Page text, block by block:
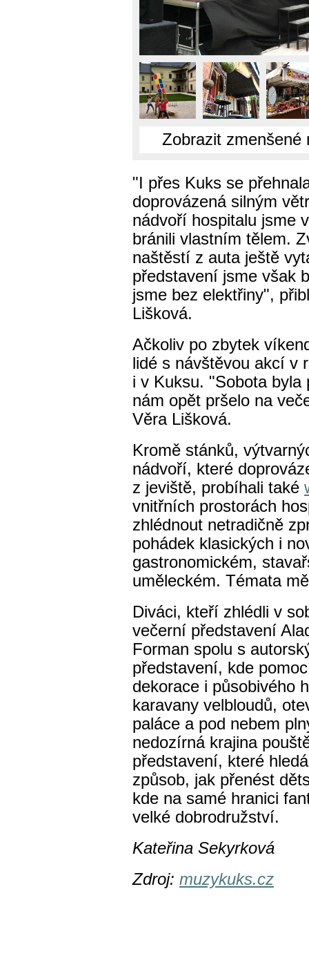
Zobrazit zmenšené
"I přes Kuks se
doprovázená silným
nádvoří hospitalu jsme
bránili vlastním tělem.
naštěstí z auta ještě
představení jsme však
jsme bez elektřiny",
Lišková.
Ačkoliv po zbytek
lidé s návštěvou akcí v
i v Kuksu. "Sobota byla
nám opět pršelo na
Věra Lišková.
Kromě stánků,
nádvoří, které
z jeviště, probíhali také
vnitřních prostorách
zhlédnout netradičně
pohádek klasických i
gastronomickém,
uměleckém. Témata
Diváci, kteří zhlédli v
večerní představení
Forman spolu s
představení, kde
dekorace i působivého
karavany velbloudů,
paláce a pod nebem
nedozírná krajina
představení, které
způsob, jak přenést
kde na samé hranici
velké dobrodružství.
Kateřina Sekyrková
Zdroj: muzykuks.cz